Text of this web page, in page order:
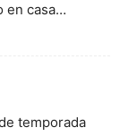
en casa…
temporada